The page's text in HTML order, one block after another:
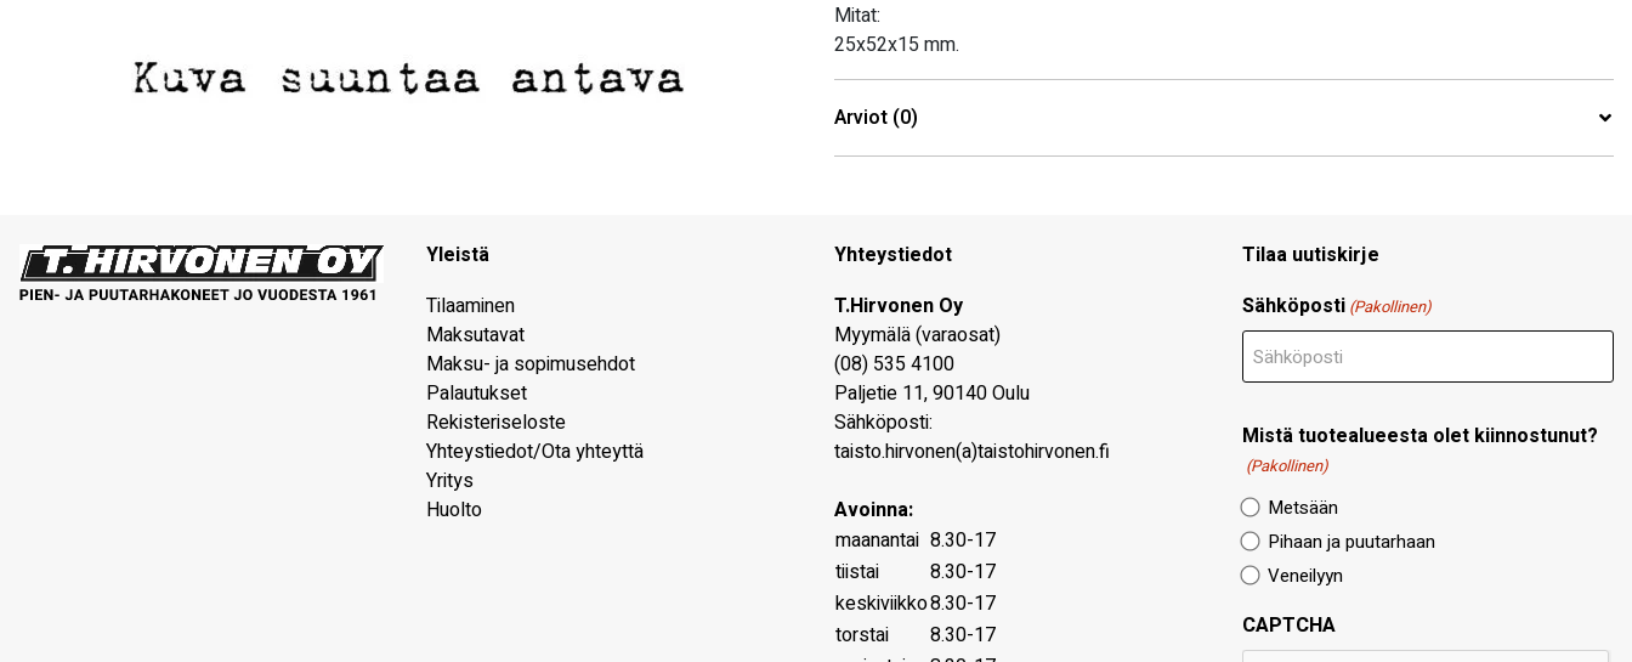
Mitat:
25x52x15 mm.
Arviot (0)
Yleistä
Tilaaminen
Maksutavat
Maksu- ja sopimusehdot
Palautukset
Rekisteriseloste
Yhteystiedot/Ota yhteyttä
Yritys
Huolto
Yhteystiedot
T.Hirvonen Oy
Myymälä (varaosat)
(08) 535 4100
Paljetie 11,90140Oulu
Sähköposti:
taisto.hirvonen(a)taistohirvonen.fi
Avoinna:
maanantai 8.30-17
tiistai
8.30-17
keskiviikko8.30-17
torstai
8.30-17
Tilaa uutiskirje
Sähköposti (Pakollinen)
Mistä tuotealueesta olet kiinnostunut?
(Pakollinen)
Metsään
Pihaan ja puutarhaan
Veneilyyn
CAPTCHA